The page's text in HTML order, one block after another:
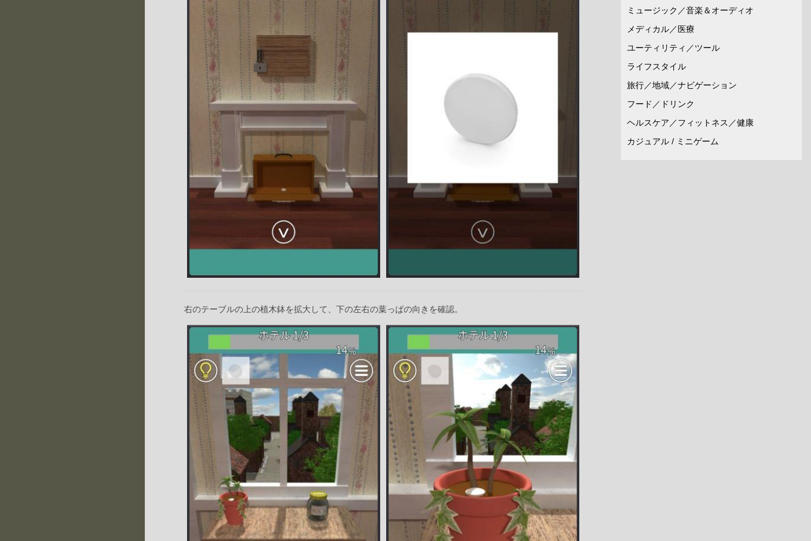
右のテーブルの上の植木鉢を拡大して、下の左右の葉っぱの向きを確認。
ミュージック／音楽＆オーディオ
メディカル／医療
ユーティリティ／ツール
ライフスタイル
旅行／地域／ナビゲーション
フード／ドリンク
ヘルスケア／フィットネス／健康
カジュアル / ミニゲーム